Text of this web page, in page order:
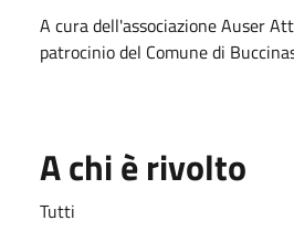
A cura dell'associazione Auser
patrocinio del Comune di
A chi è rivolto
Tutti